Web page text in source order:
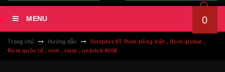
MENU 0
Trang chủ Hướng dẫn
Oneplus 8T Rom tiếng Việt , Rom global ,
Rom quốc tế , root , twrp , unbrick 9008